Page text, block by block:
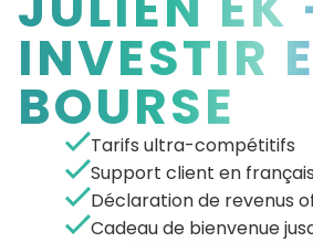
INVESTIR
BOURSE
Tarifs ultra-compétitifs
Support client en français
Déclaration de revenus
Cadeau de bienvenue